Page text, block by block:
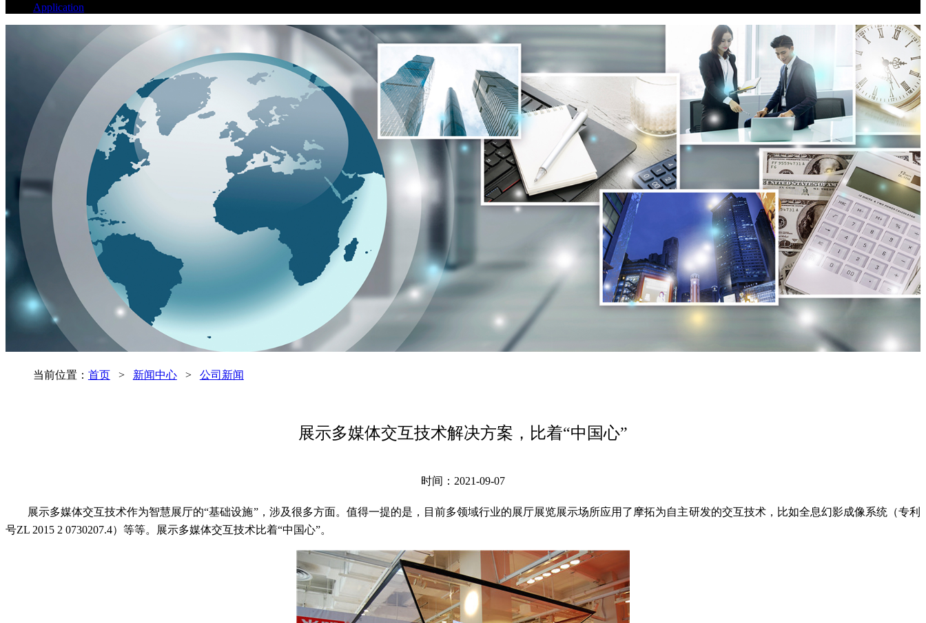
Application
当前位置： 首页 > 新闻中心> 公司新闻
展示多媒体交互技术解决方案，比着“中国心”
时间：2021-09-07
展示多媒体交互技术作为智慧展厅的“基础设施”，涉及很多方面。值得一提的是，目前多领域行业的展厅展览展示场所应用了摩拓为自主研发的交互技术，比如全息幻影成像系统（专利
号ZL 2015 2 0730207.4）等等。展示多媒体交互技术比着“中国心”。